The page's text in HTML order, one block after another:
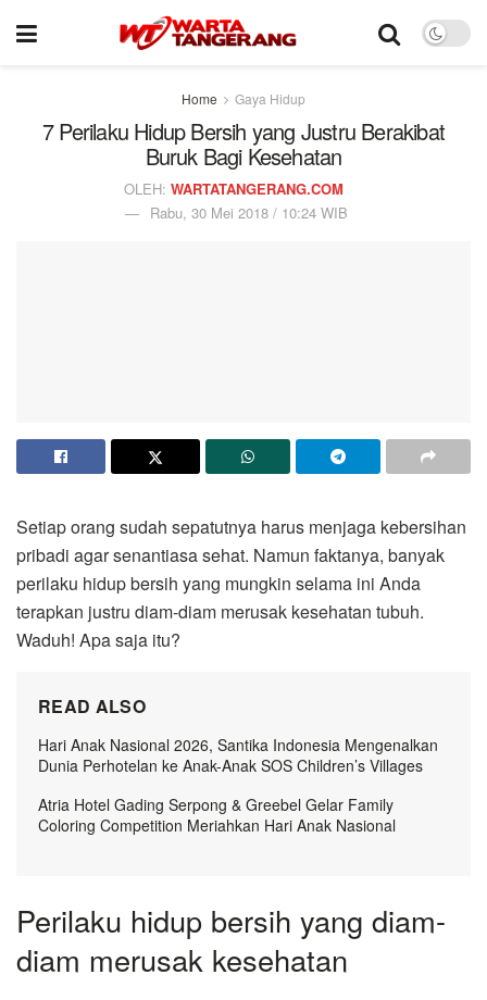
Home Gaya Hidup
7 Perilaku Hidup Bersih yang Justru Berakibat
Buruk Bagi Kesehatan
OLEH: WARTATANGERANG.COM
Rabu, 30 Mei 2018 / 10:24 WIB
Setiap orang sudah sepatutnya harus menjaga kebersihan
pribadi agar senantiasa sehat. Namun faktanya, banyak
perilaku hidup bersih yang mungkin selama ini Anda
terapkan justru diam-diam merusak kesehatan tubuh.
Waduh! Apa saja itu?
READ ALSO
Hari Anak Nasional 2026, Santika Indonesia Mengenalkan
Dunia Perhotelan ke Anak-Anak SOS Children’s Villages
Atria Hotel Gading Serpong & Greebel Gelar Family
Coloring Competition Meriahkan Hari Anak Nasional
Perilaku hidup bersih yang diam-
diam merusak kesehatan